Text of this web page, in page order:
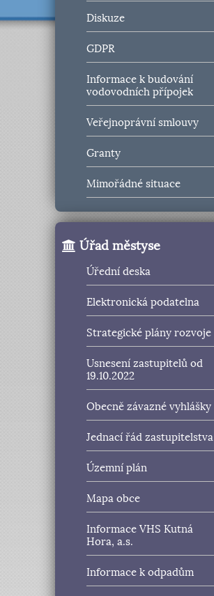
Diskuze
GDPR
Informace k budování
vodovodních přípojek
Veřejnoprávní smlouvy
Granty
Mimořádné situace
Úřad městyse
Úřední deska
Elektronická podatelna
Strategické plány rozvoje
Usnesení zastupitelů od
19.10.2022
Obecně závazné vyhlášky
Jednací řád zastupitelstva
Územní plán
Mapa obce
Informace VHS Kutná
Hora, a.s.
Informace k odpadům